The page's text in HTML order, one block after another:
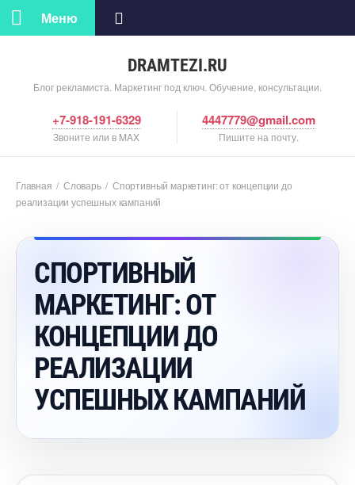
DRAMTEZI.RU
Блог рекламиста. Маркетинг под ключ. Обучение, консультации.
Меню
+7-918-191-6329
Звоните или в MAX
4447779@gmail.com
Пишите на почту.
Главная / Словарь/ Спортивный маркетинг: от концепции до
реализации успешных кампаний
СПОРТИВНЫЙ
МАРКЕТИНГ: ОТ
КОНЦЕПЦИИ ДО
РЕАЛИЗАЦИИ
УСПЕШНЫХ КАМПАНИЙ